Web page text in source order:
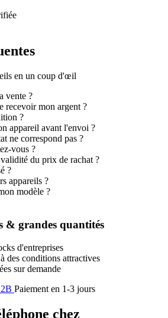
en un coup d'œil
vente ?
recevoir mon argent ?
?
appareil avant l'envoi ?
ne correspond pas ?
vous ?
du prix de rachat ?
?
appareils ?
modèle ?
& grandes quantités
d'entreprises
des conditions attractives
sur demande
Paiement en 1-3 jours
chez